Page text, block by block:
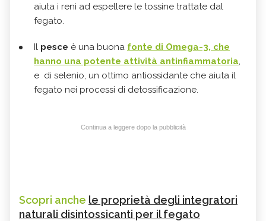
aiuta i reni ad espellere le tossine trattate dal
fegato.
Il pesce è una buona fonte di Omega-3, che
hanno una potente attività antinfiammatoria,
e di selenio, un ottimo antiossidante che aiuta il
fegato nei processi di detossificazione.
Continua a leggere dopo la pubblicità
Scopri anche le proprietà degli integratori
naturali disintossicanti per il fegato